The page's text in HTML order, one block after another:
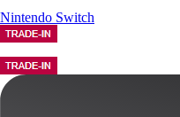
Nintendo Switch